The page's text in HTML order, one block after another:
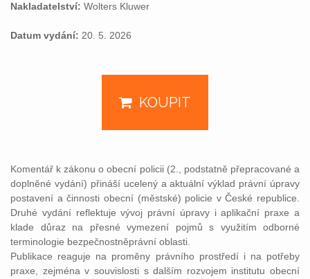
Nakladatelství: Wolters Kluwer
Datum vydání: 20. 5. 2026
KOUPIT
Komentář k zákonu o obecní policii (2., podstatně přepracované a
doplněné vydání) přináší ucelený a aktuální výklad právní úpravy
postavení a činnosti obecní (městské) policie v České republice.
Druhé vydání reflektuje vývoj právní úpravy i aplikační praxe a
klade důraz na přesné vymezení pojmů s využitím odborné
terminologie bezpečnostněprávní oblasti.
Publikace reaguje na proměny právního prostředí i na potřeby
praxe, zejména v souvislosti s dalším rozvojem institutu obecní